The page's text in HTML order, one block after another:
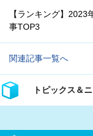
【ランキング】
事TOP3
関連記事一覧へ
トピックス＆